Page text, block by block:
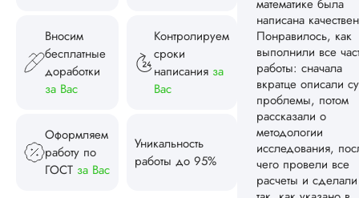
Вносим
бесплатные
доработки
за Вас
Контролируем
сроки
написания за
Вас
Оформляем
работу по
ГОСТ за Вас
Уникальность
работы до 95%
Спасибо!
ваши слова
Ответ от
Женя
Вид работы:
Диссертация
Дата:2025-08-03